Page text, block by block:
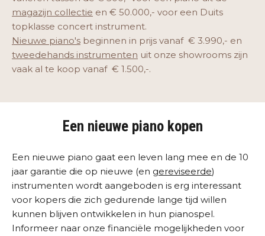
magazijn collectie en € 50.000,- voor een Duits
topklasse concert instrument.
Nieuwe piano's beginnen in prijs vanaf € 3.990,- en
tweedehands instrumenten uit onze showrooms zijn
vaak al te koop vanaf € 1.500,-.
Een nieuwe piano kopen
Een nieuwe piano gaat een leven lang mee en de 10
jaar garantie die op nieuwe (en gereviseerde)
instrumenten wordt aangeboden is erg interessant
voor kopers die zich gedurende lange tijd willen
kunnen blijven ontwikkelen in hun pianospel.
Informeer naar onze financiële mogelijkheden voor